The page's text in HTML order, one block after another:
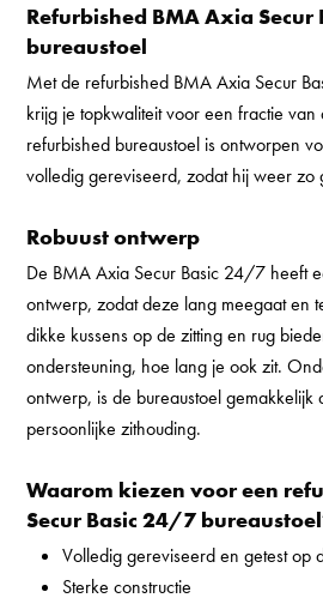
Refurbished BMA Axia
bureaustoel
Met de refurbished BMA Axia Secur
krijg je topkwaliteit voor een fractie van
refurbished bureaustoel is ontworpen
volledig gereviseerd, zodat hij weer zo
Robuust ontwerp
De BMA Axia Secur Basic 24/7 heeft
ontwerp, zodat deze lang meegaat en
dikke kussens op de zitting en rug
ondersteuning, hoe lang je ook zit.
ontwerp, is de bureaustoel gemakkelijk
persoonlijke zithouding.
Waarom kiezen voor een
Secur Basic 24/7
Volledig gereviseerd en getest op
Sterke constructie